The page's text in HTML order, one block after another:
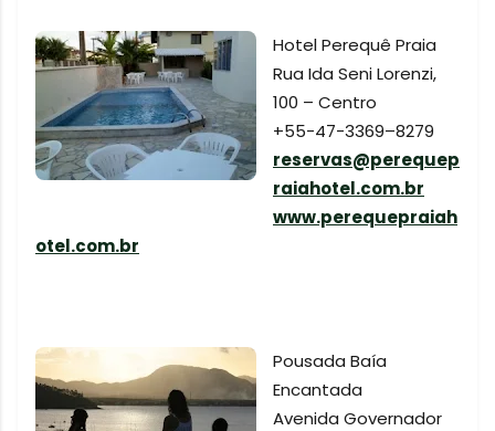
Hotel Perequê Praia
Rua Ida Seni Lorenzi,
100 – Centro
+55-47-3369–8279
reservas@perequep
raiahotel.com.br
www.perequepraiah
otel.com.br
Pousada Baía
Encantada
Avenida Governador